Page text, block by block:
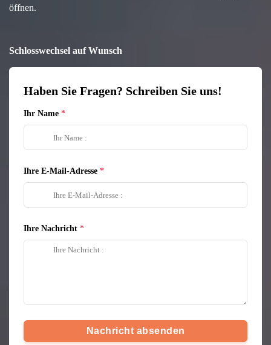
öffnen.
Schlosswechsel auf Wunsch
Haben Sie Fragen? Schreiben Sie uns!
Ihr Name
Ihre E-Mail-Adresse
Ihre Nachricht
Nachricht absenden